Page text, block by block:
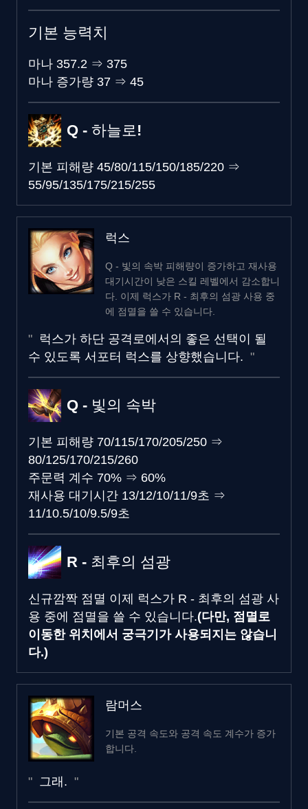
기본 능력치
마나 357.2 ⇒ 375
마나 증가량 37 ⇒ 45
Q - 하늘로!
기본 피해량 45/80/115/150/185/220 ⇒
55/95/135/175/215/255
럭스
Q - 빛의 속박 피해량이 증가하고 재사용
대기시간이 낮은 스킬 레벨에서 감소합니
다. 이제 럭스가 R - 최후의 섬광 사용 중
에 점멸을 쓸 수 있습니다.
럭스가 하단 공격로에서의 좋은 선택이 될
수 있도록 서포터 럭스를 상향했습니다.
Q - 빛의 속박
기본 피해량 70/115/170/205/250 ⇒
80/125/170/215/260
주문력 계수 70% ⇒ 60%
재사용 대기시간 13/12/10/11/9초 ⇒
11/10.5/10/9.5/9초
R - 최후의 섬광
신규깜짝 점멸 이제 럭스가 R - 최후의 섬광 사
용 중에 점멸을 쓸 수 있습니다.(다만, 점멸로
이동한 위치에서 궁극기가 사용되지는 않습니
다.)
람머스
기본 공격 속도와 공격 속도 계수가 증가
합니다.
그래.